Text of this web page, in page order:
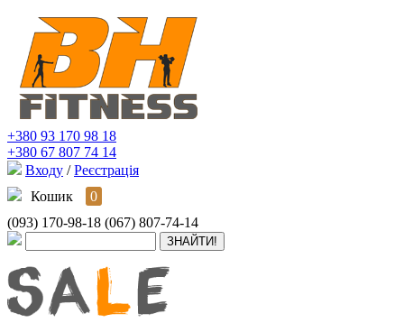
+380 93 170 98 18
+380 67 807 74 14
Входу / Реєстрація
Кошик
0
(093) 170-98-18 (067) 807-74-14